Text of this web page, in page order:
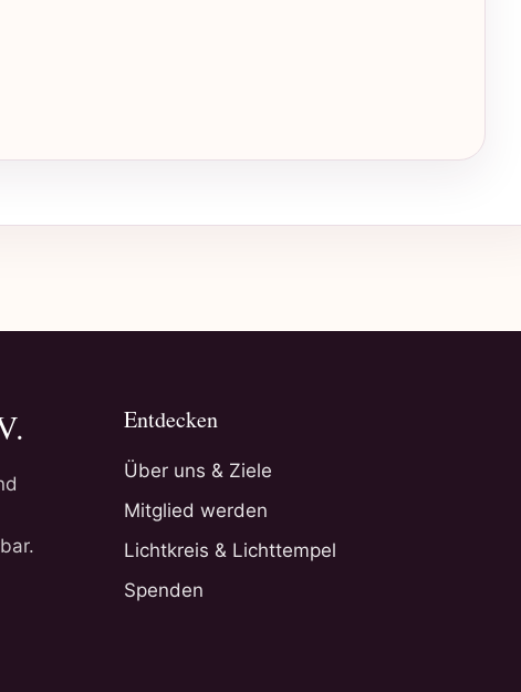
Entdecken
Über uns & Ziele
Mitglied werden
Lichtkreis & Lichttempel
Spenden